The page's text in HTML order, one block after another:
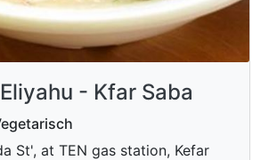
- Kfar Saba
St', at TEN gas station, Kefar